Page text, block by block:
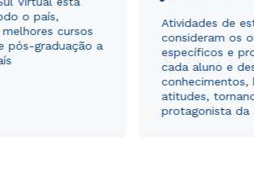
o país,
cursos
pós-graduação a
Atividades de
consideram os
específicos e
cada aluno e
conhecimentos,
atitudes,
protagonista da